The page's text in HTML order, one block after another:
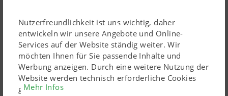
Nutzerfreundlichkeit ist uns wichtig, daher
entwickeln wir unsere Angebote und Online-
Services auf der Website ständig weiter. Wir
möchten Ihnen für Sie passende Inhalte und
Werbung anzeigen. Durch eine weitere Nutzung der
Website werden technisch erforderliche Cookies
gesetzt. Personenbezogene Google-Marketing-
Mehr Infos